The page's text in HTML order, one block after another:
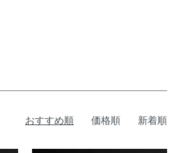
おすすめ順 価格順 新着順